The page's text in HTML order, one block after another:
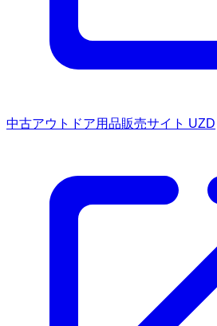
中古アウトドア用品販売サイト UZD